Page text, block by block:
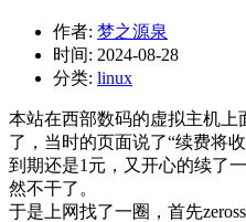
作者: 梦之源泉
时间: 2024-08-28
分类: linux
本站在西部数码的虚拟主机上
了，当时的页面说了“续费将
到期还是1元，又开心的续了
然不干了。
于是上网找了一圈，首先